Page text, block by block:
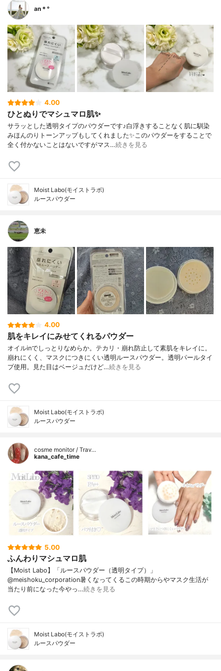
an＊°
4.00
ひとぬりでマシュマロ肌✨
サラッとした透明タイプのパウダーです♪白浮きすることなく肌に馴染
みほんのりトーンアップもしてくれました✨このパウダーをすることで
全く付かないことはないですがマス…続きを見る
Moist Labo(モイストラボ)
ルースパウダー
恵未
4.00
肌をキレイにみせてくれるパウダー
オイルinでしっとりなめらか。テカリ・崩れ防止して素肌をキレイに。
崩れにくく、マスクにつきにくい透明ルースパウダー。透明パールタイ
プ使用。見た目はベージュだけど…続きを見る
Moist Labo(モイストラボ)
ルースパウダー
cosme monitor / Trav…
kana_cafe_time
5.00
ふんわりマシュマロ肌
【Moist Labo】「ルースパウダー（透明タイプ）」
@meishoku_corporation暑くなってくるこの時期からやマスク生活が
当たり前になった今やっ…続きを見る
Moist Labo(モイストラボ)
ルースパウダー